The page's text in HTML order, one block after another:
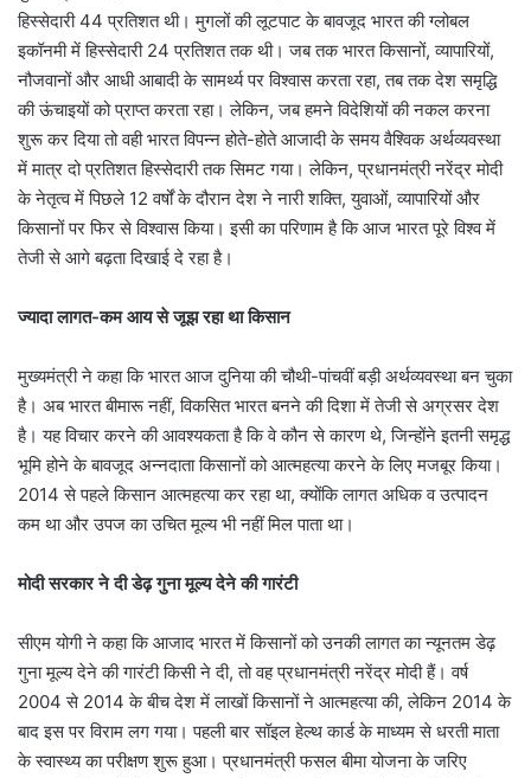
हिस्सेदारी 44 प्रतिशत थी। मुगलों की लूटपाट के बावजूद भारत की ग्लोबल
इकॉनमी में हिस्सेदारी 24 प्रतिशत तक थी। जब तक भारत किसानों, व्यापारियों,
नौजवानों और आधी आबादी के सामर्थ्य पर विश्वास करता रहा, तब तक देश समृद्धि
की ऊंचाइयों को प्राप्त करता रहा। लेकिन, जब हमने विदेशियों की नकल करना
शुरू कर दिया तो वही भारत विपन्न होते-होते आजादी के समय वैश्विक अर्थव्यवस्था
में मात्र दो प्रतिशत हिस्सेदारी तक सिमट गया। लेकिन, प्रधानमंत्री नरेंद्र मोदी
के नेतृत्व में पिछले 12 वर्षों के दौरान देश ने नारी शक्ति, युवाओं, व्यापारियों और
किसानों पर फिर से विश्वास किया। इसी का परिणाम है कि आज भारत पूरे विश्व में
तेजी से आगे बढ़ता दिखाई दे रहा है।
ज्यादा लागत-कम आय से जूझ रहा था किसान
मुख्यमंत्री ने कहा कि भारत आज दुनिया की चौथी-पांचवीं बड़ी अर्थव्यवस्था बन चुका
है। अब भारत बीमारू नहीं, विकसित भारत बनने की दिशा में तेजी से अग्रसर देश
है। यह विचार करने की आवश्यकता है कि वे कौन से कारण थे, जिन्होंने इतनी समृद्ध
भूमि होने के बावजूद अन्नदाता किसानों को आत्महत्या करने के लिए मजबूर किया।
2014 से पहले किसान आत्महत्या कर रहा था, क्योंकि लागत अधिक व उत्पादन
कम था और उपज का उचित मूल्य भी नहीं मिल पाता था।
मोदी सरकार ने दी डेढ़ गुना मूल्य देने की गारंटी
सीएम योगी ने कहा कि आजाद भारत में किसानों को उनकी लागत का न्यूनतम डेढ़
गुना मूल्य देने की गारंटी किसी ने दी, तो वह प्रधानमंत्री नरेंद्र मोदी हैं। वर्ष
2004 से 2014 के बीच देश में लाखों किसानों ने आत्महत्या की, लेकिन 2014 के
बाद इस पर विराम लग गया। पहली बार सॉइल हेल्थ कार्ड के माध्यम से धरती माता
के स्वास्थ्य का परीक्षण शुरू हुआ। प्रधानमंत्री फसल बीमा योजना के जरिए